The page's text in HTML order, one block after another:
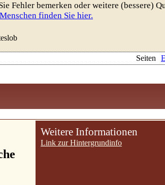
Fehler bemerken oder weitere (bessere)
finden Sie hier.
Seiten
Weitere Informationen
Link zur Hintergrundinfo